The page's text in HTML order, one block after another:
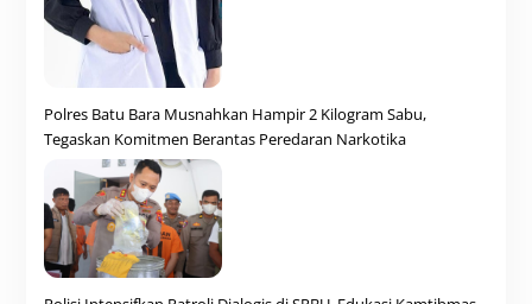
Polres Batu Bara Musnahkan Hampir 2 Kilogram Sabu,
Tegaskan Komitmen Berantas Peredaran Narkotika